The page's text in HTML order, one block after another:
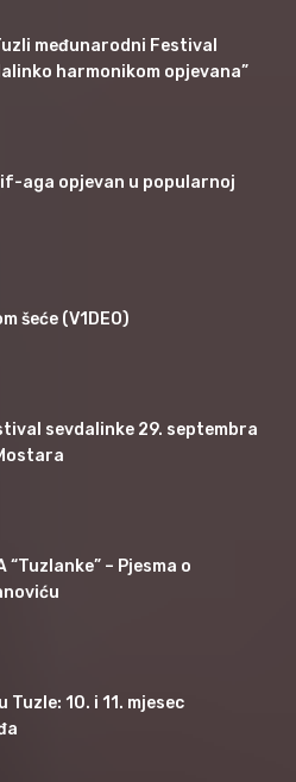
međunarodni Festival
harmonikom opjevana”
aga opjevan u popularnoj
šeće (V1DEO)
sevdalinke 29. septembra
“Tuzlanke” – Pjesma o
Tuzle: 10. i 11. mjesec